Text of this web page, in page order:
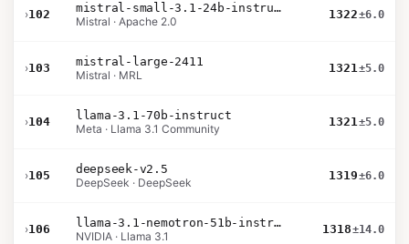
›102
mistral-small-3.1-24b-instruct-2503
Mistral · Apache 2.0
1322±6.0
›103
mistral-large-2411
Mistral · MRL
1321±5.0
›104
llama-3.1-70b-instruct
Meta · Llama 3.1 Community
1321±5.0
›105
deepseek-v2.5
DeepSeek · DeepSeek
1319±6.0
›106
llama-3.1-nemotron-51b-instruct
NVIDIA · Llama 3.1
1318±14.0